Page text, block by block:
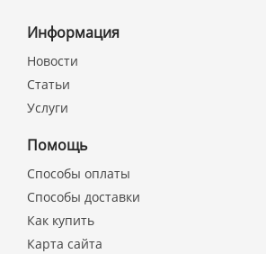
Информация
Новости
Статьи
Услуги
Помощь
Способы оплаты
Способы доставки
Как купить
Карта сайта